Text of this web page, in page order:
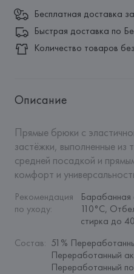
Бесплатная доставка
Быстрая доставка по
Количество товаров
Описание
Прямые брюки с
застёжки, выполненные из
средней посадкой и
комфорт и
Рекомендация
по уходу:
110°C,
стирка до
Состав: 51%
Переработанный
Переработанный